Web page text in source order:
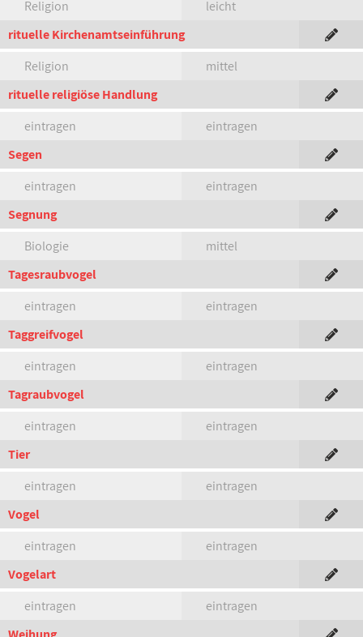
Religion
leicht
rituelle Kirchenamtseinführung
Religion
mittel
rituelle religiöse Handlung
eintragen
eintragen
Segen
eintragen
eintragen
Segnung
Biologie
mittel
Tagesraubvogel
eintragen
eintragen
Taggreifvogel
eintragen
eintragen
Tagraubvogel
eintragen
eintragen
Tier
eintragen
eintragen
Vogel
eintragen
eintragen
Vogelart
eintragen
eintragen